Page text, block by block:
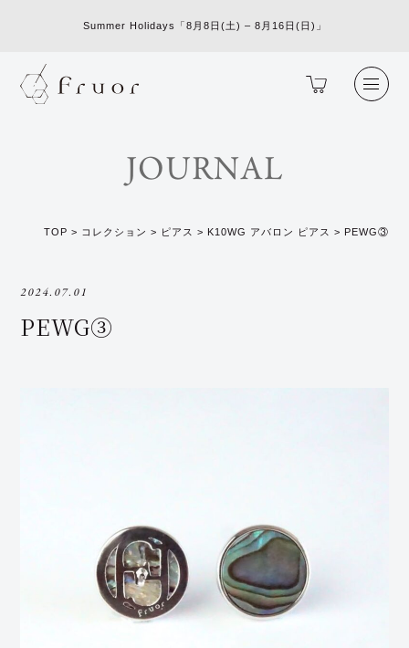
Summer Holidays「8月8日(土) – 8月16日(日)」
JOURNAL
TOP > コレクション > ピアス > K10WG アバロン ピアス > PEWG③
2024.07.01
PEWG③